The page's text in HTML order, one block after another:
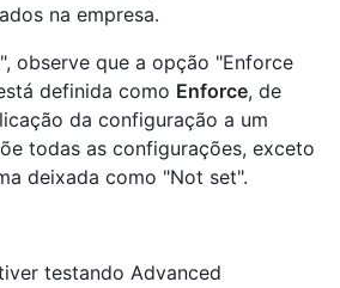
na empresa.
observe que a opção "Enforce
definida como Enforce, de
da configuração a um
todas as configurações, exceto
deixada como "Not set".
testando Advanced